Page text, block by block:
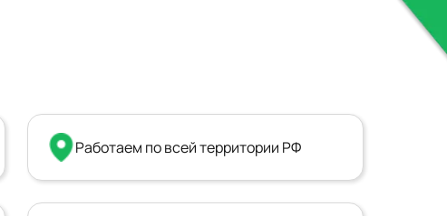
Работаем по всей территории РФ